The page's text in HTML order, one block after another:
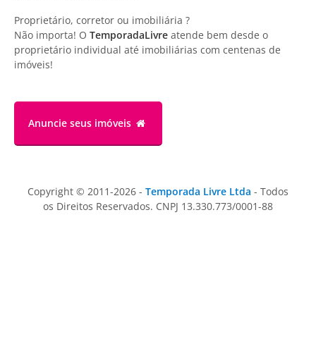
Proprietário, corretor ou imobiliária ?
Não importa! O TemporadaLivre atende bem desde o
proprietário individual até imobiliárias com centenas de
imóveis!
Anuncie seus imóveis
Copyright © 2011-2026 - Temporada Livre Ltda - Todos
os Direitos Reservados. CNPJ 13.330.773/0001-88